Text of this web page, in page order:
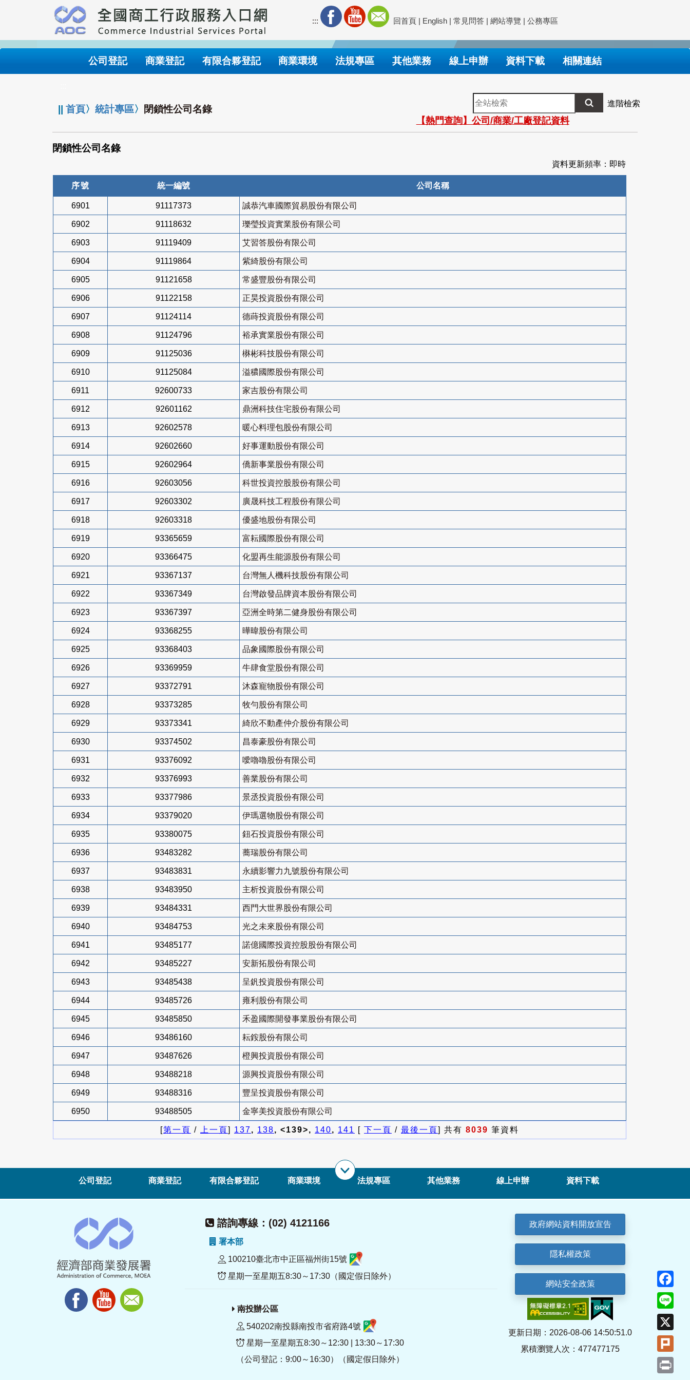
要
內
::: 回首頁 | English | 常見問答 | 網站導覽 | 公務專區
公司登記 商業登記 有限合夥登記 商業環境 法規專區 其他業務 線上申辦 資料下載 相關連結
||首頁〉統計專區〉 閉鎖性公司名錄
全
站
檢
索
進階檢索
【熱門查詢】公司/商業/工廠登記資料
閉鎖性公司名錄
資料更新頻率：即時
序號 統一編號 公司名稱
6901 91117373 誠恭汽車國際貿易股份有限公司
6902 91118632 瓅瑩投資實業股份有限公司
6903 91119409 艾習答股份有限公司
6904 91119864 紫綺股份有限公司
6905 91121658 常盛豐股份有限公司
6906 91122158 正昊投資股份有限公司
6907 91124114 德蒔投資股份有限公司
6908 91124796 裕承實業股份有限公司
6909 91125036 楙彬科技股份有限公司
6910 91125084 溢穠國際股份有限公司
6911 92600733 家吉股份有限公司
6912 92601162 鼎洲科技住宅股份有限公司
6913 92602578 暖心料理包股份有限公司
6914 92602660 好事運動股份有限公司
6915 92602964 僑新事業股份有限公司
6916 92603056 科世投資控股股份有限公司
6917 92603302 廣晟科技工程股份有限公司
6918 92603318 優盛地股份有限公司
6919 93365659 富耘國際股份有限公司
6920 93366475 化盟再生能源股份有限公司
6921 93367137 台灣無人機科技股份有限公司
6922 93367349 台灣啟發品牌資本股份有限公司
6923 93367397 亞洲全時第二健身股份有限公司
6924 93368255 曄暐股份有限公司
6925 93368403 品象國際股份有限公司
6926 93369959 牛肆食堂股份有限公司
6927 93372791 沐森寵物股份有限公司
6928 93373285 牧勻股份有限公司
6929 93373341 綺欣不動產仲介股份有限公司
6930 93374502 昌泰豪股份有限公司
6931 93376092 噯嚕嚕股份有限公司
6932 93376993 善業股份有限公司
6933 93377986 景丞投資股份有限公司
6934 93379020 伊瑪選物股份有限公司
6935 93380075 鈕石投資股份有限公司
6936 93483282 蕎瑞股份有限公司
6937 93483831 永續影響力九號股份有限公司
6938 93483950 主析投資股份有限公司
6939 93484331 西門大世界股份有限公司
6940 93484753 光之未來股份有限公司
6941 93485177 諾億國際投資控股股份有限公司
6942 93485227 安新拓股份有限公司
6943 93485438 呈釩投資股份有限公司
6944 93485726 雍利股份有限公司
6945 93485850 禾盈國際開發事業股份有限公司
6946 93486160 耘銨股份有限公司
6947 93487626 橙興投資股份有限公司
6948 93488218 源興投資股份有限公司
6949 93488316 豐呈投資股份有限公司
6950 93488505 金寧美投資股份有限公司
[第一頁 / 上一頁] 137, 138, <139>, 140, 141 [ 下一頁 / 最後一頁] 共有 8039 筆資料
公司登記 商業登記 有限合夥登記 商業環境 法規專區 其他業務 線上申辦 資料下載
諮詢專線：(02) 4121166
署本部
100210臺北市中正區福州街15號
星期一至星期五8:30～17:30（國定假日除外）
南投辦公區
540202南投縣南投市省府路4號
星期一至星期五8:30～12:30 | 13:30～17:30
（公司登記：9:00～16:30）（國定假日除外）
政府網站資料開放宣告
隱私權政策
網站安全政策
更新日期：2026-08-06 14:50:51.0
累積瀏覽人次：477477175